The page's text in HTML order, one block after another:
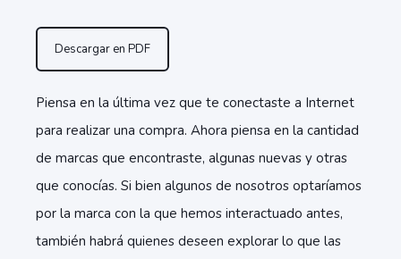
Descargar en PDF
Piensa en la última vez que te conectaste a Internet
para realizar una compra. Ahora piensa en la cantidad
de marcas que encontraste, algunas nuevas y otras
que conocías. Si bien algunos de nosotros optaríamos
por la marca con la que hemos interactuado antes,
también habrá quienes deseen explorar lo que las